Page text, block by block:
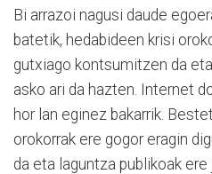
Bi arrazoi nagusi daude
batetik, hedabideen krisi
gutxiago kontsumitzen da
asko ari da hazten. Internet
hor lan eginez bakarrik.
orokorrak ere gogor eragin
da eta laguntza publikoak ere